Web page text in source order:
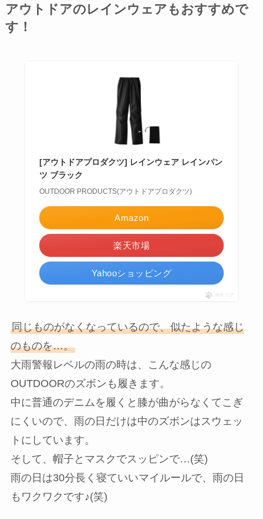
アウトドアのレインウェアもおすすめで
す！
[アウトドアプロダクツ] レインウェア レインパン
ツ ブラック
OUTDOOR PRODUCTS(アウトドアプロダクツ)
Amazon
楽天市場
Yahooショッピング
ポチップ
同じものがなくなっているので、似たような感じ
のものを…。
大雨警報レベルの雨の時は、こんな感じの
OUTDOORのズボンも履きます。
中に普通のデニムを履くと膝が曲がらなくてこぎ
にくいので、雨の日だけは中のズボンはスウェッ
トにしています。
そして、帽子とマスクでスッピンで…(笑)
雨の日は30分長く寝ていいマイルールで、雨の日
もワクワクです♪(笑)